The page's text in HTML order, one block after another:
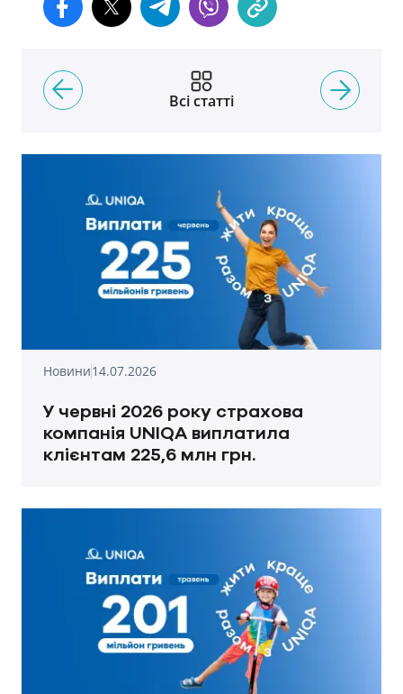
Всі статті
Новини14.07.2026
У червні 2026 року страхова
компанія UNIQA виплатила
клієнтам 225,6 млн грн.